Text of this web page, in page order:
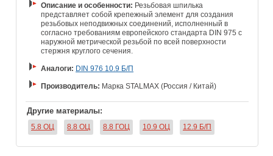
Описание и особенности: Резьбовая шпилька
представляет собой крепежный элемент для создания
резьбовых неподвижных соединений, исполненный в
согласно требованиям европейского стандарта DIN 975 с
наружной метрической резьбой по всей поверхности
стержня круглого сечения.
Аналоги: DIN 976 10.9 Б/П
Производитель: Марка STALMAX (Россия / Китай)
Другие материалы:
5.8 ОЦ 8.8 ОЦ 8.8 ГОЦ 10.9 ОЦ 12.9 Б/П